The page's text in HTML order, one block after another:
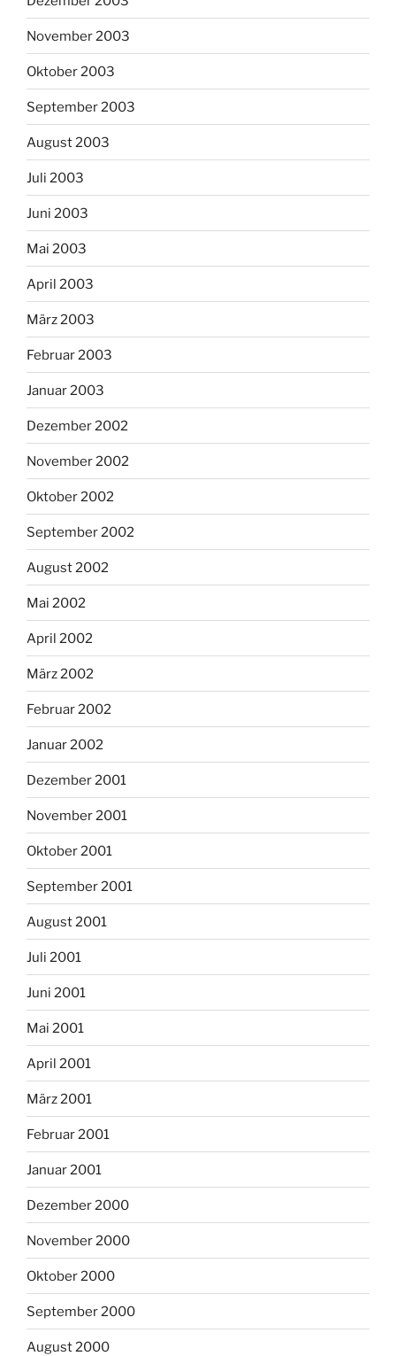
November 2003
Oktober 2003
September 2003
August 2003
Juli 2003
Juni 2003
Mai 2003
April 2003
März 2003
Februar 2003
Januar 2003
Dezember 2002
November 2002
Oktober 2002
September 2002
August 2002
Mai 2002
April 2002
März 2002
Februar 2002
Januar 2002
Dezember 2001
November 2001
Oktober 2001
September 2001
August 2001
Juli 2001
Juni 2001
Mai 2001
April 2001
März 2001
Februar 2001
Januar 2001
Dezember 2000
November 2000
Oktober 2000
September 2000
August 2000